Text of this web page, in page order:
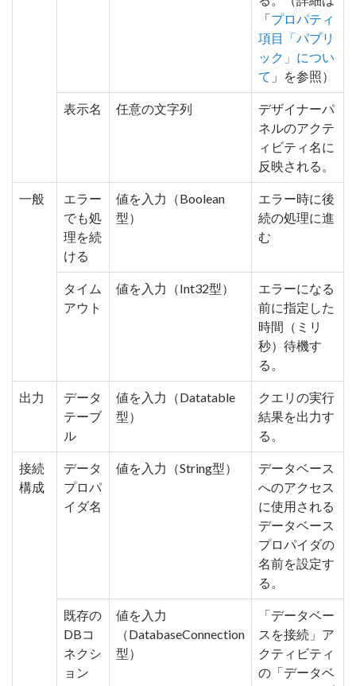
「プロパティ
項目「パブリ
ック」につい
て 」を参照）
表示名 任意の文字列
デザイナーパ
ネルのアクテ
ィビティ名に
反映される。
一般
エラー
でも処
理を続
ける
値を入力（Boolean
型）
エラー時に後
続の処理に進
む
タイム
アウト
値を入力（Int32型）
エラーになる
前に指定した
時間（ミリ
秒）待機す
る。
出力
データ
テーブ
ル
値を入力（Datatable
型）
クエリの実行
結果を出力す
る。
接続
構成
データ
プロパ
イダ名
値を入力（String型）
データベース
へのアクセス
に使用される
データベース
プロパイダの
名前を設定す
る。
既存の
DBコ
ネクシ
ョン
値を入力
（DatabaseConnection
型）
「データベー
スを接続」ア
クティビティ
の「データベ